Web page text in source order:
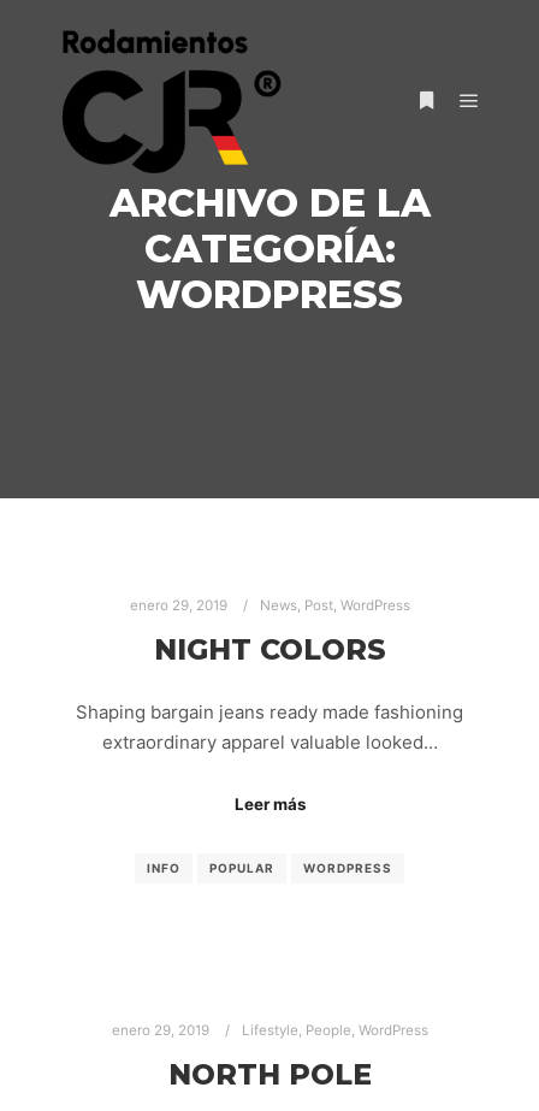
ARCHIVO DE LA
CATEGORÍA:
WORDPRESS
enero 29, 2019 News, Post, WordPress
NIGHT COLORS
Shaping bargain jeans ready made fashioning
extraordinary apparel valuable looked…
Leer más
INFO POPULAR WORDPRESS
enero 29, 2019 Lifestyle, People, WordPress
NORTH POLE